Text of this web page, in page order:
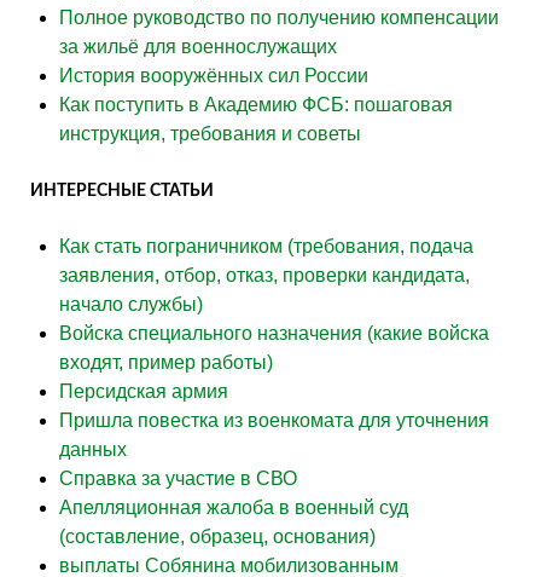
Полное руководство по получению компенсации
за жильё для военнослужащих
История вооружённых сил России
Как поступить в Академию ФСБ: пошаговая
инструкция, требования и советы
ИНТЕРЕСНЫЕ СТАТЬИ
Как стать пограничником (требования, подача
заявления, отбор, отказ, проверки кандидата,
начало службы)
Войска специального назначения (какие войска
входят, пример работы)
Персидская армия
Пришла повестка из военкомата для уточнения
данных
Справка за участие в СВО
Апелляционная жалоба в военный суд
(составление, образец, основания)
выплаты Собянина мобилизованным